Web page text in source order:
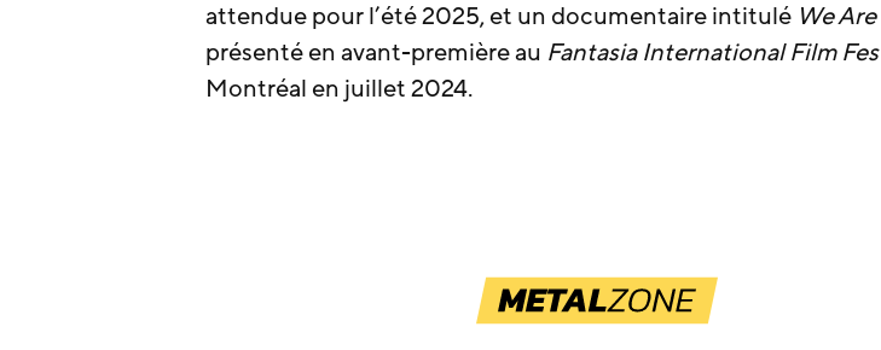
attendue pour l’été 2025, et un documentaire intitulé We
présenté en avant-première au Fantasia International Film
Montréal en juillet 2024.